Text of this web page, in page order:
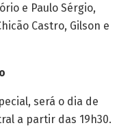
e Paulo Sérgio,
Castro, Gilson e
será o dia de
a partir das 19h30.